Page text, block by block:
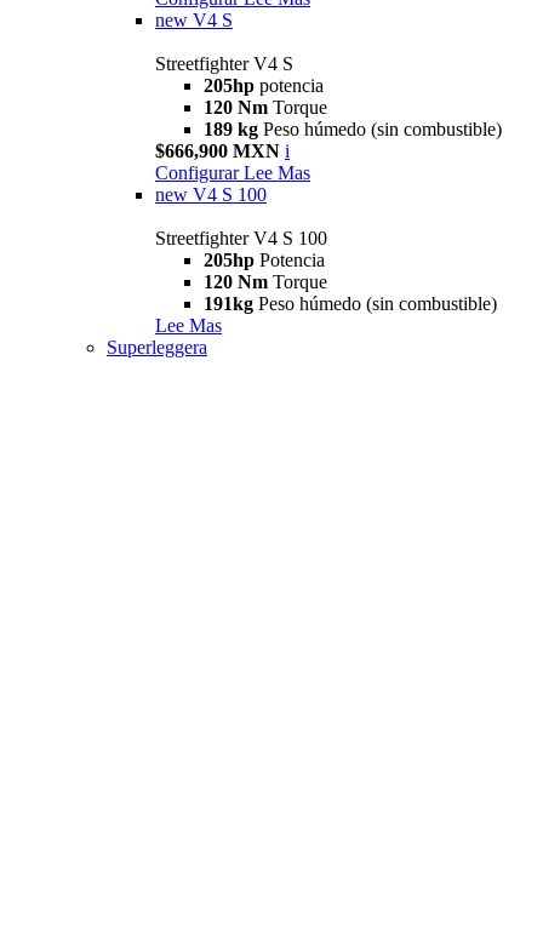
new V4 S
Streetfighter V4 S
205hp potencia
120 Nm Torque
189 kg Peso húmedo (sin combustible)
$666,900 MXN i
Configurar Lee Mas
new V4 S 100
Streetfighter V4 S 100
205hp Potencia
120 Nm Torque
191kg Peso húmedo (sin combustible)
Lee Mas
Superleggera